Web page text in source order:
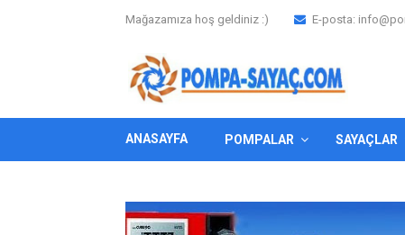
Mağazamıza hoş geldiniz :) E-posta:
ANASAYFA POMPALAR SAYAÇLAR